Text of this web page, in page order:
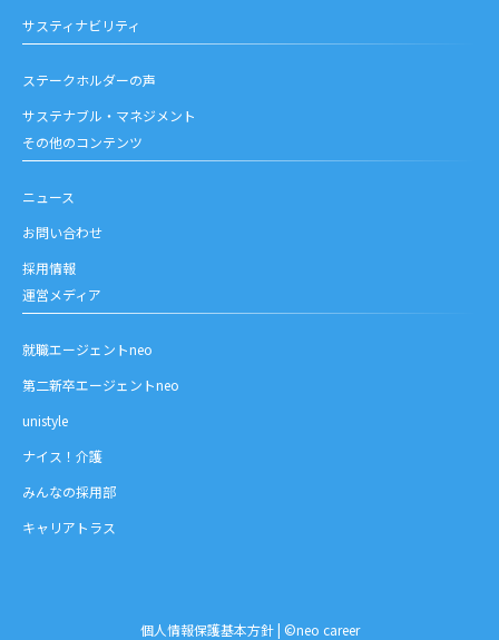
サスティナビリティ
ステークホルダーの声
サステナブル・マネジメント
その他のコンテンツ
ニュース
お問い合わせ
採用情報
運営メディア
就職エージェントneo
第二新卒エージェントneo
unistyle
ナイス！介護
みんなの採用部
キャリアトラス
個人情報保護基本方針| ©neo career